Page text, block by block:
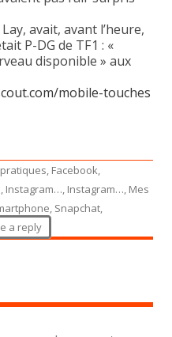
avait, avant l’heure,
P-DG de TF1 : «
disponible » aux
mobile-touches
, Facebook,
, Instagram…, Instagram…, Mes
, Snapchat,
a reply